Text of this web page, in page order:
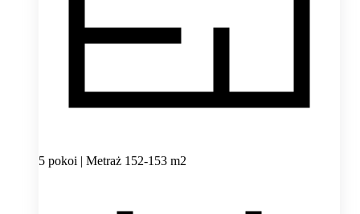
5 pokoi | Metraż 152-153 m2